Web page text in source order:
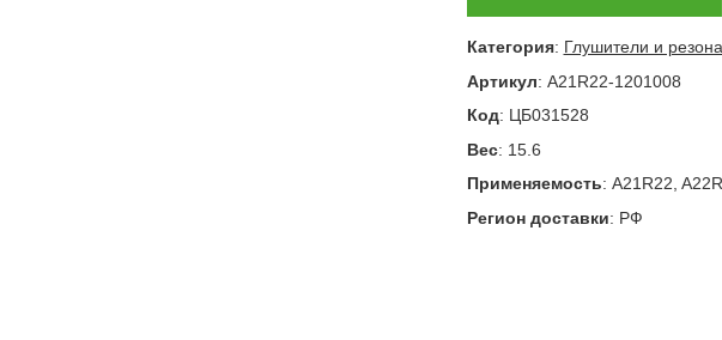
Категория: Глушители и
Артикул: A21R22-1201008
Код: ЦБ031528
Вес: 15.6
Применяемость: A21R22,
Регион доставки: РФ